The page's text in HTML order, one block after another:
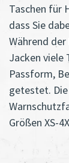
Taschen für
dass Sie
Während
Jacken viele
Passform,
getestet. Die
Größen XS-